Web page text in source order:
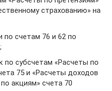
страхованию» на
счетам 76 и 62 по
по субсчетам «Расчеты по
75 и «Расчеты доходов
акциям» счета 70